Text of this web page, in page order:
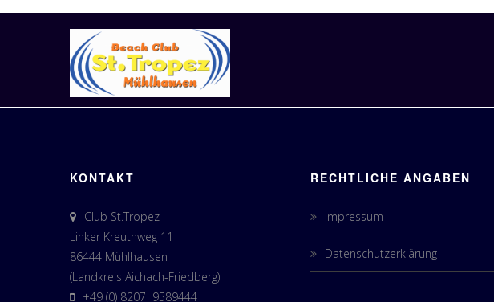
KONTAKT
Club St.Tropez
Linker Kreuthweg 11
86444 Mühlhausen
(Landkreis Aichach-Friedberg)
+49 (0) 8207 9589444
RECHTLICHE ANGABEN
Impressum
Datenschutzerklärung